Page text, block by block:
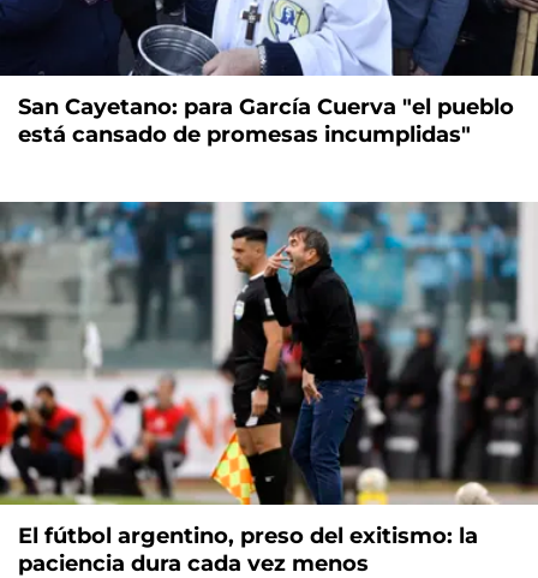
San Cayetano: para García Cuerva "el pueblo
está cansado de promesas incumplidas"
El fútbol argentino, preso del exitismo: la
paciencia dura cada vez menos